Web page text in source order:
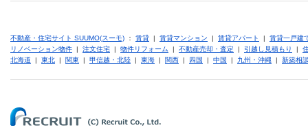
不動産・住宅サイト SUUMO(スーモ) ： 賃貸 | 賃貸マンション | 賃貸アパート | 賃貸一戸建
リノベーション物件 | 注文住宅 | 物件リフォーム | 不動産売却・査定 | 引越し見積もり |
北海道 | 東北 | 関東 | 甲信越・北陸 | 東海 | 関西 | 四国 | 中国 | 九州・沖縄 | 新築相